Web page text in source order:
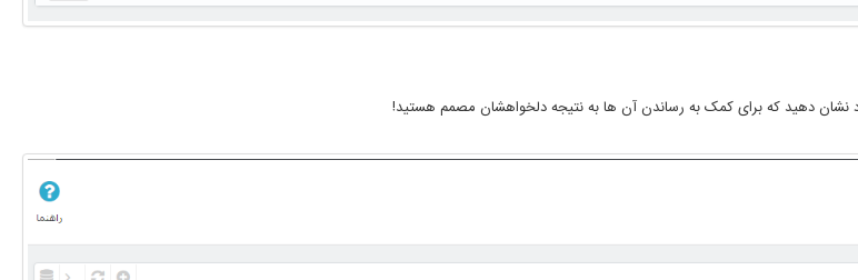
نشان دهید که برای کمک به رساندن آن ها به نتیجه دلخواهشان مصمم هستید!